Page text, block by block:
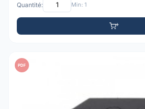
Quantité: Min: 1
PDF